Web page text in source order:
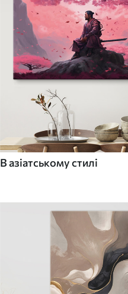
В азіатському стилі